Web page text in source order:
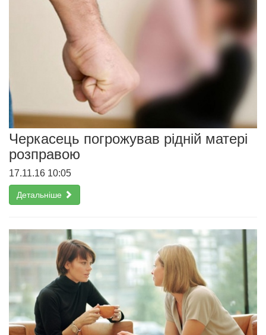
Черкасець погрожував рідній матері
розправою
17.11.16 10:05
Детальніше